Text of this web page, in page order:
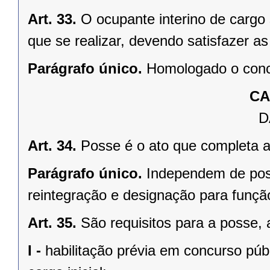
Art. 33. O ocupante interino de
que se realizar, devendo satisfazer
Parágrafo único. Homologado o
Art. 34. Posse é o ato que completa
Parágrafo único. Independem de
reintegração e designação para
Art. 35. São requisitos para a posse,
I - habilitação prévia em concurso